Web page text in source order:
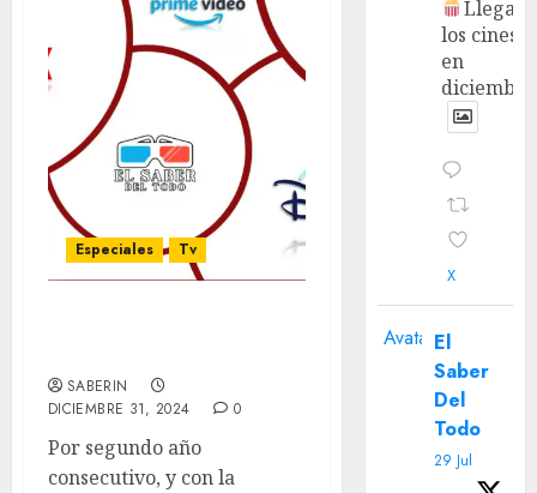
Especiales Tv
SABERIN
DICIEMBRE 31, 2024
0
Por segundo año
consecutivo, y con la
Llega a
los cines
en
X
Avatar El
Saber
Del
Todo
29 Jul